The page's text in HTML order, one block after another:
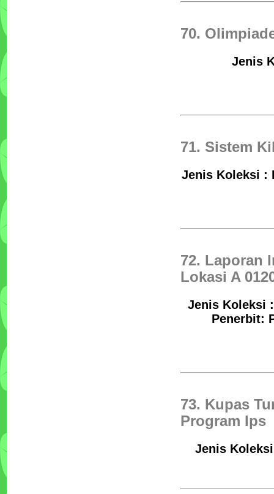
70.
Jenis
71. Sistem
Jenis Koleksi :
72. Laporan
Lokasi A
Jenis Koleksi
Penerbit:
73. Kupas
Program Ips
Jenis